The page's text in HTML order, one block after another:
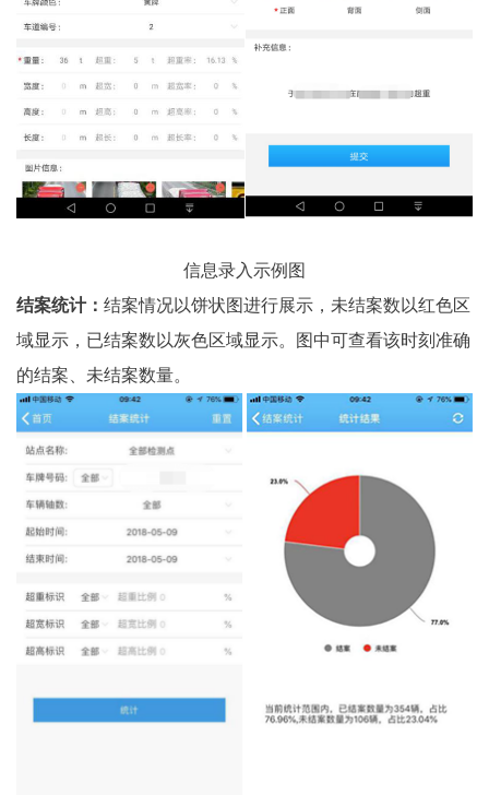
信息录入示例图
结案统计： 结案情况以饼状图进行展示，未结案数以红色区
域显示，已结案数以灰色区域显示。图中可查看该时刻准确
的结案、未结案数量。